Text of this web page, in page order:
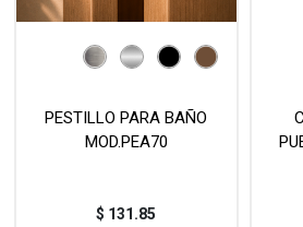
PESTILLO PARA BAÑO
MOD.PEA70
$ 131.85